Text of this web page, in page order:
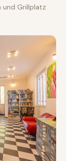
und Grillplatz